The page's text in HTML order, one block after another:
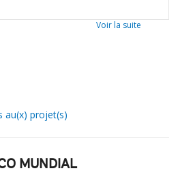
Voir la suite
au(x) projet(s)
MUNDIAL